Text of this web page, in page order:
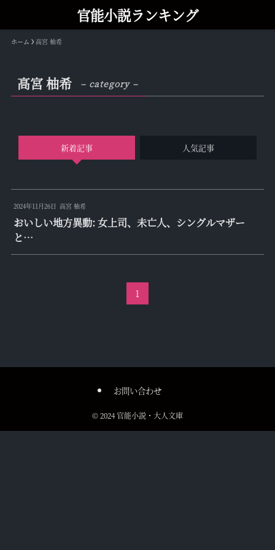
官能小説ランキング
ホーム 高宮 柚希
高宮 柚希 – category –
新着記事 人気記事
2024年11月26日 高宮 柚希
おいしい地方異動: 女上司、未亡人、シングルマザー
と…
1
お問い合わせ
©2024 官能小説・大人文庫